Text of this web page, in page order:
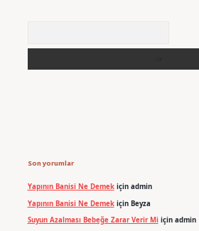
Son yorumlar
Yapının Banisi Ne Demekiçin admin
Yapının Banisi Ne Demekiçin Beyza
Suyun Azalması Bebeğe Zarar Verir Miiçin admin